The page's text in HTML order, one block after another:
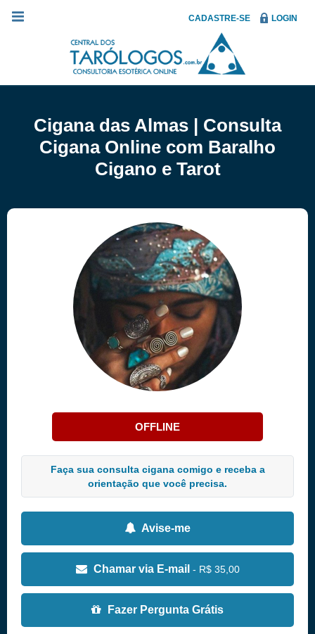
CADASTRE-SE LOGIN
Cigana das Almas | Consulta
Cigana Online com Baralho
Cigano e Tarot
OFFLINE
Faça sua consulta cigana comigo e receba a
orientação que você precisa.
Avise-me
Chamar via E-mail - R$ 35,00
Fazer Pergunta Grátis